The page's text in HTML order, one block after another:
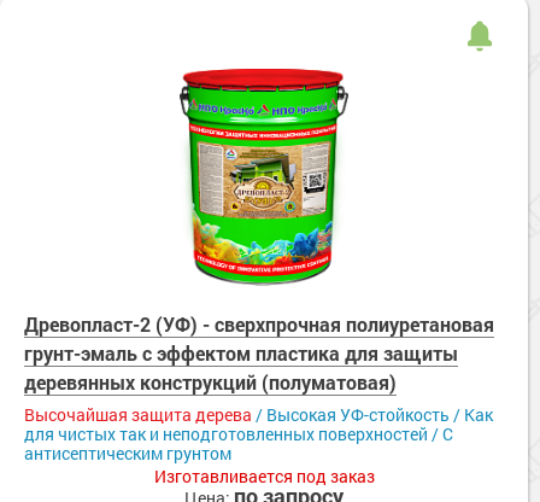
Древопласт-2 (УФ) - сверхпрочная полиуретановая
грунт-эмаль с эффектом пластика для защиты
деревянных конструкций (полуматовая)
Высочайшая защита дерева / Высокая УФ-стойкость / Как
для чистых так и неподготовленных поверхностей / С
антисептическим грунтом
Изготавливается под заказ
по запросу